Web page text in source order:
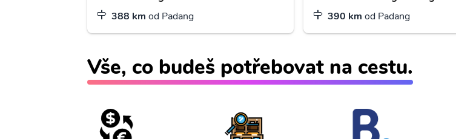
388 km od Padang
390 km od Padang
Vše, co budeš potřebovat na cestu.